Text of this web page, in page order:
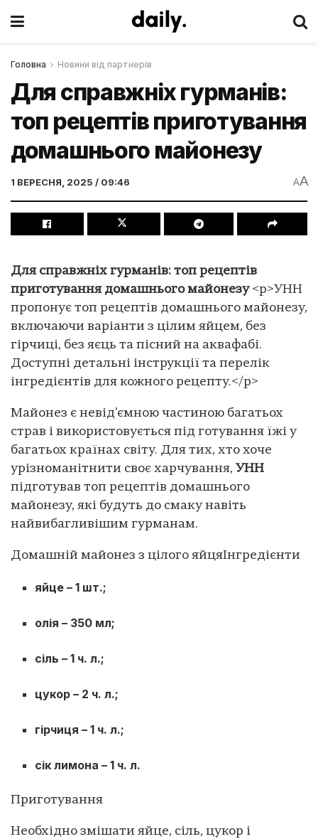
Головна Новини від партнерів
Для справжніх гурманів:
топ рецептів приготування
домашнього майонезу
1 ВЕРЕСНЯ, 2025 / 09:46 AA
Для справжніх гурманів: топ рецептів
приготування домашнього майонезу <p>УНН
пропонує топ рецептів домашнього майонезу,
включаючи варіанти з цілим яйцем, без
гірчиці, без яєць та пісний на аквафабі.
Доступні детальні інструкції та перелік
інгредієнтів для кожного рецепту.</p>
Майонез є невід’ємною частиною багатьох
страв і використовується під готування їжі у
багатьох країнах світу. Для тих, хто хоче
урізноманітнити своє харчування, УНН
підготував топ рецептів домашнього
майонезу, які будуть до смаку навіть
найвибагливішим гурманам.
Домашній майонез з цілого яйцяІнгредієнти
яйце – 1 шт.;
олія – 350 мл;
сіль – 1 ч. л.;
цукор – 2 ч. л.;
гірчиця – 1 ч. л.;
сік лимона – 1 ч. л.
Приготування
Необхідно змішати яйце, сіль, цукор і